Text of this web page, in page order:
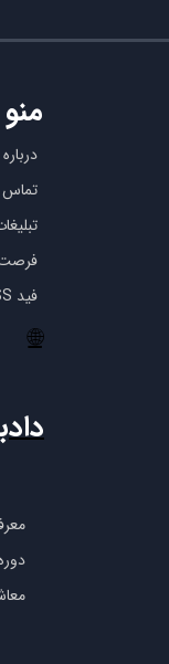
تماس
فید RSS
🌐